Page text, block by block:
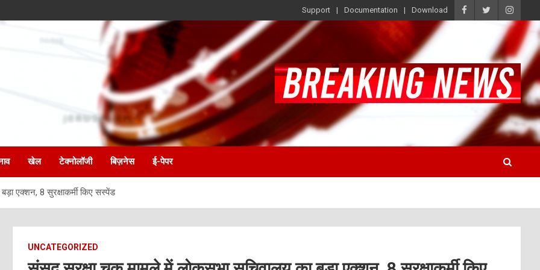
Support Documentation Download
खेल टेक्नोलॉजी बिज़नेस ई-पेपर
एक्शन, 8 सुरक्षाकर्मी किए सस्पेंड
UNCATEGORIZED